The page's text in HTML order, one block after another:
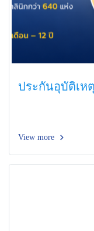
ประกันอุบัติเหตุ
View more